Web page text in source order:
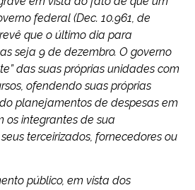
federal (Dec. 10.961, de
que o último dia para
seja 9 de dezembro. O governo
das suas próprias unidades com
ofendendo suas próprias
planejamentos de despesas em
os integrantes de sua
terceirizados, fornecedores ou
público, em vista dos